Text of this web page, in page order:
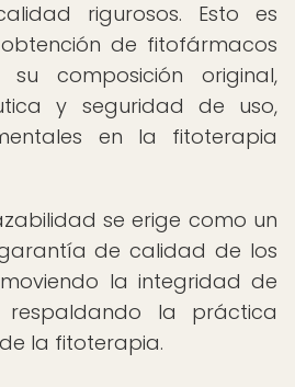
rigurosos. Esto es
de fitofármacos
composición original,
y seguridad de uso,
en la fitoterapia
se erige como un
de calidad de los
la integridad de
la práctica
la fitoterapia.